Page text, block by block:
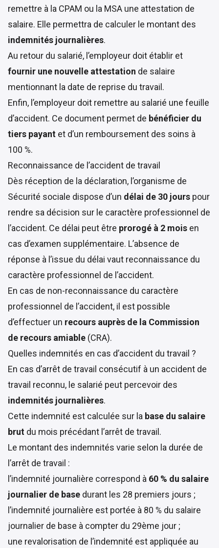
remettre à la CPAM ou la MSA une attestation de
salaire. Elle permettra de calculer le montant des
indemnités journalières.
Au retour du salarié, l’employeur doit établir et
fournir une nouvelle attestation de salaire
mentionnant la date de reprise du travail.
Enfin, l’employeur doit remettre au salarié une feuille
d’accident. Ce document permet de bénéficier du
tiers payant et d’un remboursement des soins à
100 %.
Reconnaissance de l’accident de travail
Dès réception de la déclaration, l’organisme de
Sécurité sociale dispose d’un délai de 30 jours pour
rendre sa décision sur le caractère professionnel de
l’accident. Ce délai peut être prorogé à 2 mois en
cas d’examen supplémentaire. L’absence de
réponse à l’issue du délai vaut reconnaissance du
caractère professionnel de l’accident.
En cas de non-reconnaissance du caractère
professionnel de l’accident, il est possible
d’effectuer un recours auprès de la Commission
de recours amiable (CRA).
Quelles indemnités en cas d’accident du travail ?
En cas d’arrêt de travail consécutif à un accident de
travail reconnu, le salarié peut percevoir des
indemnités journalières.
Cette indemnité est calculée sur la base du salaire
brut du mois précédant l’arrêt de travail.
Le montant des indemnités varie selon la durée de
l’arrêt de travail :
l’indemnité journalière correspond à 60 % du salaire
journalier de base durant les 28 premiers jours ;
l’indemnité journalière est portée à 80 % du salaire
journalier de base à compter du 29ème jour ;
une revalorisation de l’indemnité est appliquée au